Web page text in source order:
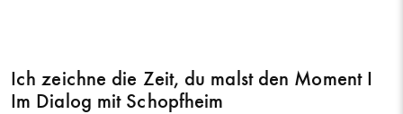
Ich zeichne die Zeit, du malst den Moment I
Im Dialog mit Schopfheim